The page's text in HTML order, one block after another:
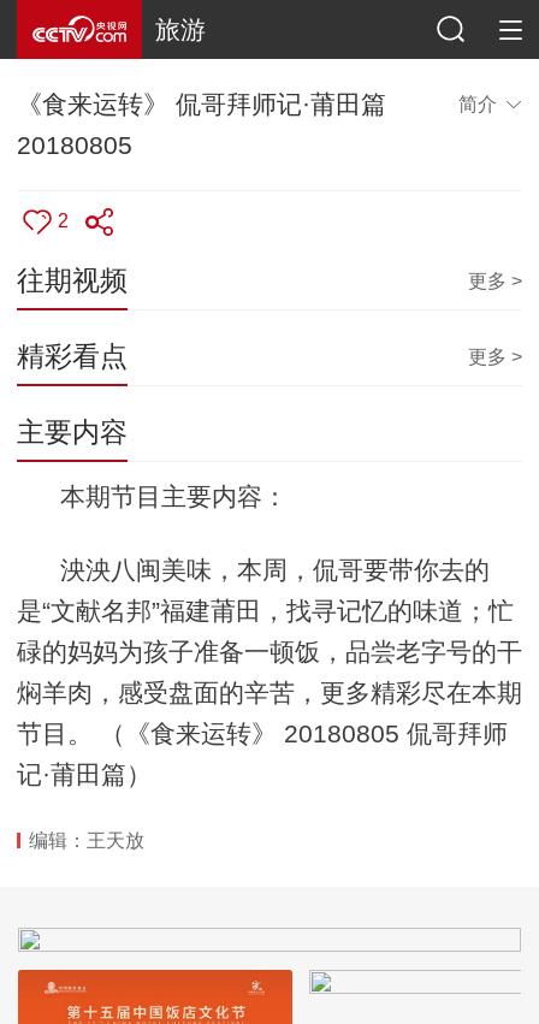
旅游
《食来运转》 侃哥拜师记·莆田篇
20180805
简介
2
往期视频 更多 >
精彩看点 更多 >
主要内容
本期节目主要内容：
泱泱八闽美味，本周，侃哥要带你去的
是“文献名邦”福建莆田，找寻记忆的味道；忙
碌的妈妈为孩子准备一顿饭，品尝老字号的干
焖羊肉，感受盘面的辛苦，更多精彩尽在本期
节目。 （《食来运转》 20180805 侃哥拜师
记·莆田篇）
编辑：王天放